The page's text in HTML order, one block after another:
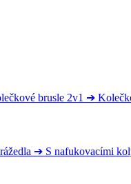
brusle 2v1 ➔
➔ S nafukovacími